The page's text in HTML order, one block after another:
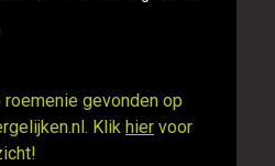
gevonden op
Klik hier voor